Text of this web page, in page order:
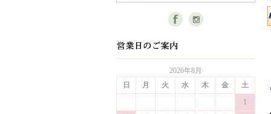
2026年8月
日
月 火 水 木 金
土
1